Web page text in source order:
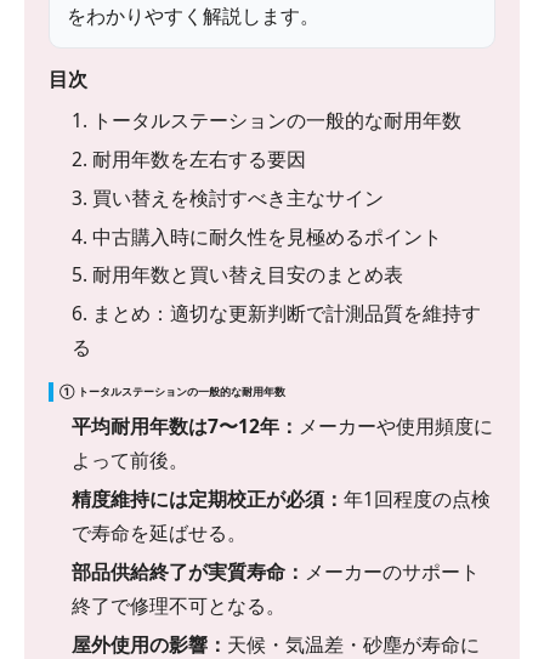
をわかりやすく解説します。
目次
1. トータルステーションの一般的な耐用年数
2. 耐用年数を左右する要因
3. 買い替えを検討すべき主なサイン
4. 中古購入時に耐久性を見極めるポイント
5. 耐用年数と買い替え目安のまとめ表
6. まとめ：適切な更新判断で計測品質を維持す
る
① トータルステーションの一般的な耐用年数
平均耐用年数は7〜12年： メーカーや使用頻度に
よって前後。
精度維持には定期校正が必須： 年1回程度の点検
で寿命を延ばせる。
部品供給終了が実質寿命： メーカーのサポート
終了で修理不可となる。
屋外使用の影響： 天候・気温差・砂塵が寿命に